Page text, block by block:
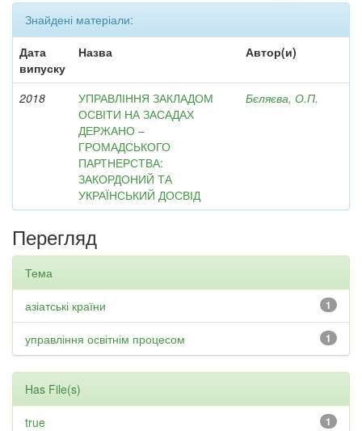
Знайдені матеріали:
Дата
випуску
Назва Автор(и)
2018
УПРАВЛІННЯ ЗАКЛАДОМ
ОСВІТИ НА ЗАСАДАХ
ДЕРЖАНО –
ГРОМАДСЬКОГО
ПАРТНЕРСТВА:
ЗАКОРДОНИЙ ТА
УКРАЇНСЬКИЙ ДОСВІД
Бєляєва, О.П.
Перегляд
Тема
1
азіатські країни
1
управління освітнім процесом
Has File(s)
1
true